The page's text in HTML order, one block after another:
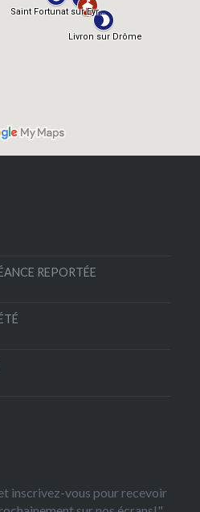
REPORTÉE
inscrivez-vous pour recevoir